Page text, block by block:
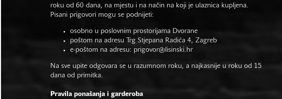
roku od 60 dana, na mjestu i na način na koji je ulaznica kupljena.
Pisani prigovori mogu se podnijeti:
osobno u poslovnim prostorijama Dvorane
poštom na adresu Trg Stjepana Radića 4, Zagreb
e-poštom na adresu: prigovor@lisinski.hr
Na sve upite odgovara se u razumnom roku, a najkasnije u roku od 15
dana od primitka.
Pravila ponašanja i garderoba